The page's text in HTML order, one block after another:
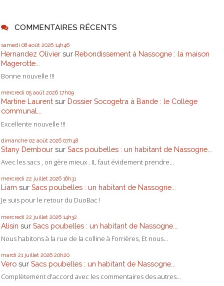
COMMENTAIRES RÉCENTS
samedi 08 août 2026 14h46
Hernandez Olivier sur Rebondissement à Nassogne : la maison
Magerotte...
Bonne nouvelle !!!
mercredi 05 août 2026 17h09
Martine Laurentsur Dossier Socogetra à Bande : le Collège
communal...
Excellente nouvelle !!!
dimanche 02 août 2026 07h48
Stany Dembour sur Sacs poubelles : un habitant de Nassogne...
Avec les sacs , on gère mieux . IL faut évidement prendre...
mercredi 22 juillet 2026 16h31
Liam sur Sacs poubelles : un habitant de Nassogne...
Je suis pour le retour du DuoBac !
mercredi 22 juillet 2026 14h32
Alisin sur Sacs poubelles : un habitant de Nassogne...
Nous habitons à la rue de la colline à Forrières, Et nous...
mardi 21 juillet 2026 20h20
Vero sur Sacs poubelles : un habitant de Nassogne...
Complètement d'accord avec les commentaires des autres...